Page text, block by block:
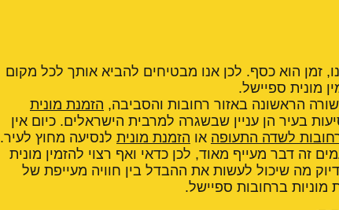
זמן הוא כסף. לכן אנו מבטיחים להביא אותך לכל מקום
מונית ספיישל.
הראשונה באזור רחובות והסביבה, הזמנת מונית
בעיר הן עניין שבשגרה למרבית הישראלים. כיום אין
לשדה התעופה או הזמנת מונית לנסיעה מחוץ לעיר.
זה דבר מעייף מאוד, לכן כדאי ואף רצוי להזמין מונית
מה שיכול לעשות את ההבדל בין חוויה מעייפת של
מוניות ברחובות ספיישל.